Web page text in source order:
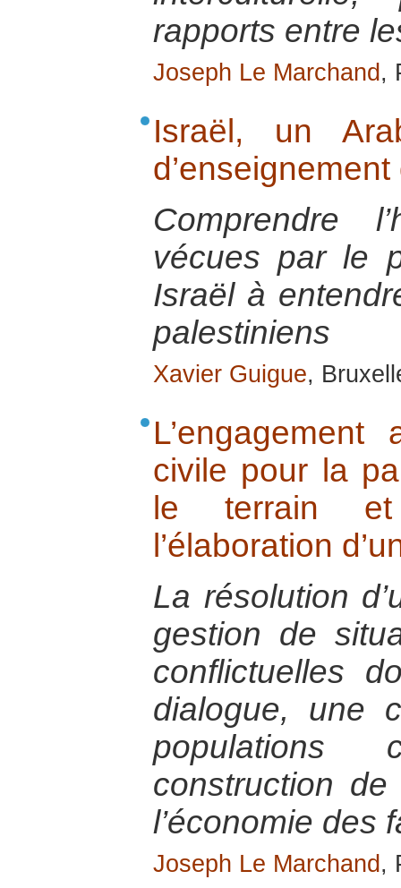
rapports entre
Joseph Le Marchand ,
Israël, un
Comprendre
vécues par le
Israël à
palestiniens
Xavier Guigue,
civile pour la
le terrain
l’élaboration
La résolution
gestion de
conflictuelles
dialogue, une
construction
l’économie des
Joseph Le Marchand ,